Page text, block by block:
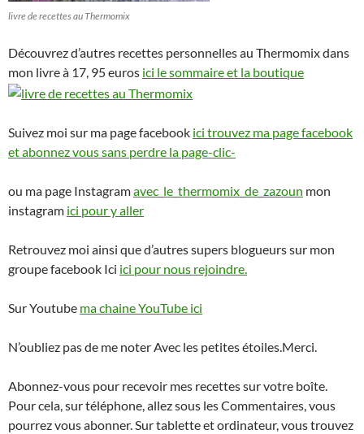
livre de recettes au Thermomix
Découvrez d’autres recettes personnelles au Thermomix dans
mon livre à 17, 95 euros ici le sommaire et la boutique
Suivez moi sur ma page facebook ici trouvez ma page facebook
et abonnez vous sans perdre la page-clic-
ou ma page Instagramavec_le_thermomix_de_zazoun mon
instagram ici pour y aller
Retrouvez moi ainsi que d’autres supers blogueurs sur mon
groupe facebook Ici ici pour nous rejoindre.
Sur Youtube ma chaine YouTube ici
N’oubliez pas de me noter Avec les petites étoiles.Merci.
Abonnez-vous pour recevoir mes recettes sur votre boîte.
Pour cela, sur téléphone, allez sous les Commentaires, vous
pourrez vous abonner. Sur tablette et ordinateur, vous trouvez